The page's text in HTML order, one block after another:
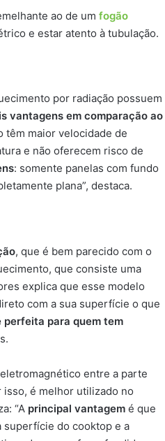
ao de um fogão
e estar atento à tubulação.
por radiação possuem
vantagens em comparação ao
têm maior velocidade de
e não oferecem risco de
: somente panelas com fundo
plana”, destaca.
, que é bem parecido com o
que consiste uma
explica que esse modelo
com a sua superfície o que
perfeita para quem tem
entre a parte
isso, é melhor utilizado no
“A principal vantagem é que
superfície do cooktop e a